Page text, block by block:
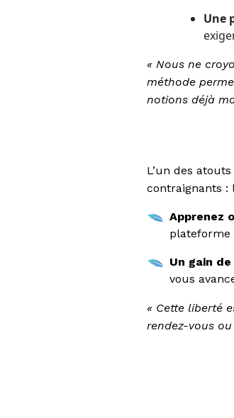
Une
« Nous ne
méthode
notions déjà
L’un des
contraignants :
Apprenez
plateforme
Un gain
vous
« Cette liberté
rendez-vous